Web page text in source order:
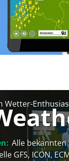
Wetter-
Alle
GFS, ICON,